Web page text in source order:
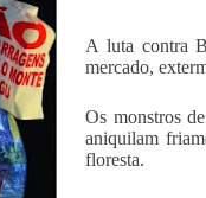
A luta contra
mercado,
Os monstros
aniquilam
floresta.